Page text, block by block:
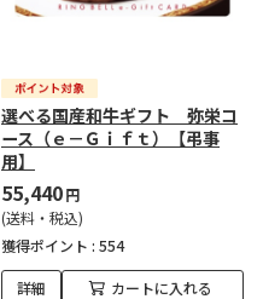
選べる国産和牛ギフト 弥栄コ
ース（ｅ－Ｇｉｆｔ）【弔事
用】
55,440円
(送料・税込)
獲得ポイント : 554
詳細 カートに入れる